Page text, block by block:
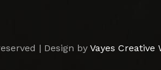
| Design by Vayes Creative